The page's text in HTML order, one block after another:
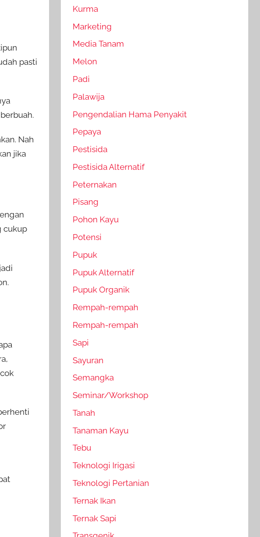
pasti
Nah
jika
cukup
Kurma
Marketing
Media Tanam
Melon
Padi
Palawija
Pengendalian Hama Penyakit
Pepaya
Pestisida
Pestisida Alternatif
Peternakan
Pisang
Pohon Kayu
Potensi
Pupuk
Pupuk Alternatif
Pupuk Organik
Rempah-rempah
Rempah-rempah
Sapi
Sayuran
Semangka
Seminar/Workshop
Tanah
Tanaman Kayu
Tebu
Teknologi Irigasi
Teknologi Pertanian
Ternak Ikan
Ternak Sapi